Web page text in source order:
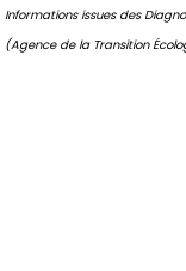
Informations issues des
(Agence de la Transition